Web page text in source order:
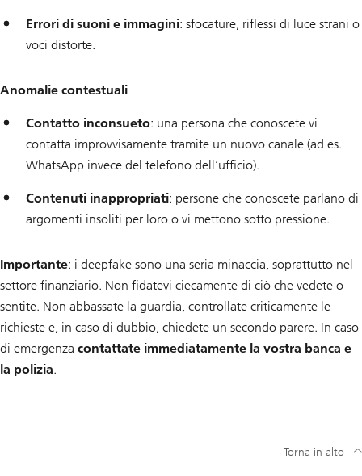
Errori di suoni e immagini: sfocature, riflessi di luce strani o
voci distorte.
Anomalie contestuali
Contatto inconsueto: una persona che conoscete vi
contatta improvvisamente tramite un nuovo canale (ad es.
WhatsApp invece del telefono dell’ufficio).
Contenuti inappropriati: persone che conoscete parlano di
argomenti insoliti per loro o vi mettono sotto pressione.
Importante: i deepfake sono una seria minaccia, soprattutto nel
settore finanziario. Non fidatevi ciecamente di ciò che vedete o
sentite. Non abbassate la guardia, controllate criticamente le
richieste e, in caso di dubbio, chiedete un secondo parere. In caso
di emergenza contattate immediatamente la vostra banca e
la polizia.
Torna in alto